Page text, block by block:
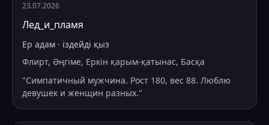
23.07.2026
Лед_и_пламя
Ер адам · іздейді қыз
Флирт, Әңгіме, Еркін қарым-қатынас, Басқа
"Симпатичный мужчина. Рост 180, вес 88. Люблю
девушек и женщин разных."